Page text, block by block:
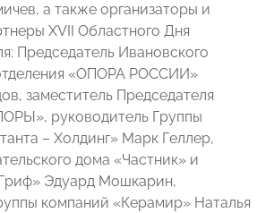
а также организаторы и
XVII Областного Дня
Председатель Ивановского
«ОПОРА РОССИИ»
заместитель Председателя
руководитель Группы
– Холдинг» Марк Геллер,
дома «Частник» и
Эдуард Мошкарин,
компаний «Керамир» Наталья